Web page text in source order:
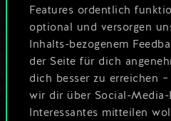
Features ordentlich
optional und versorgen
Inhalts-bezogenem
der Seite für dich
dich besser zu erreichen
wir dir über Social-Media-
Interessantes mitteilen
Wo es
mehr
Deck benennen und
erstellen